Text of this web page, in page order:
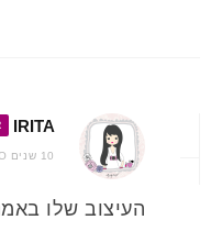
IRITA
10 שנים AGO
העיצוב שלו